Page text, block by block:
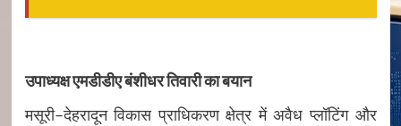
उपाध्यक्ष एमडीडीए बंशीधर तिवारी का बयान
मसूरी–देहरादून विकास प्राधिकरण क्षेत्र में अवैध प्लॉटिंग और